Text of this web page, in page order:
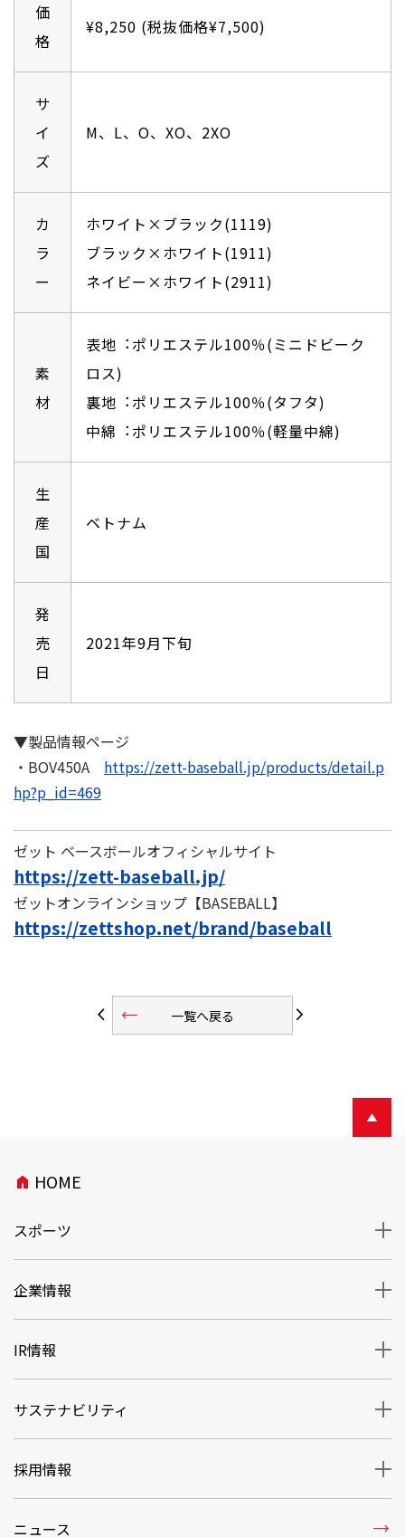
価
格
¥8,250 (税抜価格¥7,500)
サ
イ
ズ
M、L、O、XO、2XO
カ
ラ
ー
ホワイト×ブラック(1119)
ブラック×ホワイト(1911)
ネイビー×ホワイト(2911)
素
材
表地︓ポリエステル100％(ミニドビーク
ロス)
裏地︓ポリエステル100％(タフタ)
中綿︓ポリエステル100％(軽量中綿)
生
産
国
ベトナム
発
売
日
2021年9⽉下旬
▼製品情報ページ
・BOV450A https://zett-baseball.jp/products/detail.p
hp?p_id=469
ゼット ベースボールオフィシャルサイト
https://zett-baseball.jp/
ゼットオンラインショップ【BASEBALL】
https://zettshop.net/brand/baseball
arrow_back_ios 一覧へ戻る
trending_flat arrow_forward_ios
home HOME
スポーツ
企業情報
IR情報
サステナビリティ
採用情報
ニュース trending_flat